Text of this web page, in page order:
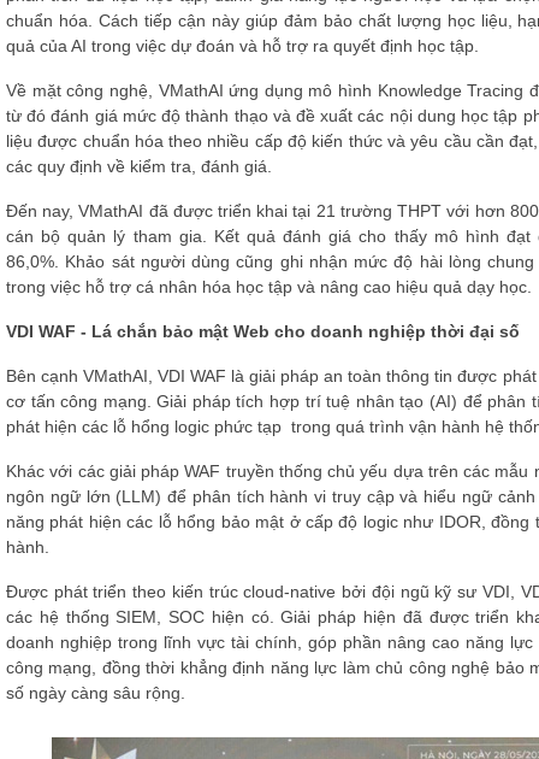
chuẩn hóa. Cách tiếp cận này giúp đảm bảo chất lượng học liệu,
quả của AI trong việc dự đoán và hỗ trợ ra quyết định học tập.
Về mặt công nghệ, VMathAI ứng dụng mô hình Knowledge
từ đó đánh giá mức độ thành thạo và đề xuất các nội dung học tập
liệu được chuẩn hóa theo nhiều cấp độ kiến thức và yêu cầu cần
các quy định về kiểm tra, đánh giá.
Đến nay, VMathAI đã được triển khai tại 21 trường THPT với hơn
cán bộ quản lý tham gia. Kết quả đánh giá cho thấy mô hình đạt
86,0%. Khảo sát người dùng cũng ghi nhận mức độ hài lòng
trong việc hỗ trợ cá nhân hóa học tập và nâng cao hiệu quả dạy học.
VDI WAF - Lá chắn bảo mật Web cho doanh nghiệp thời đại số
Bên cạnh VMathAI, VDI WAF là giải pháp an toàn thông tin được
cơ tấn công mạng. Giải pháp tích hợp trí tuệ nhân tạo (AI) để
phát hiện các lỗ hổng logic phức tạp trong quá trình vận hành hệ
Khác với các giải pháp WAF truyền thống chủ yếu dựa trên các
ngôn ngữ lớn (LLM) để phân tích hành vi truy cập và hiểu ngữ
năng phát hiện các lỗ hổng bảo mật ở cấp độ logic như IDOR,
hành.
Được phát triển theo kiến trúc cloud-native bởi đội ngũ kỹ sư VDI,
các hệ thống SIEM, SOC hiện có. Giải pháp hiện đã được triển
doanh nghiệp trong lĩnh vực tài chính, góp phần nâng cao năng
công mạng, đồng thời khẳng định năng lực làm chủ công nghệ bảo
số ngày càng sâu rộng.